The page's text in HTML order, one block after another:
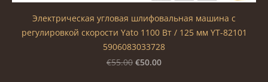
Электрическая угловая шлифовальная машина c
регулировкой скорости Yato 1100 Вт / 125 мм YT-82101
5906083033728
€55.00 €50.00